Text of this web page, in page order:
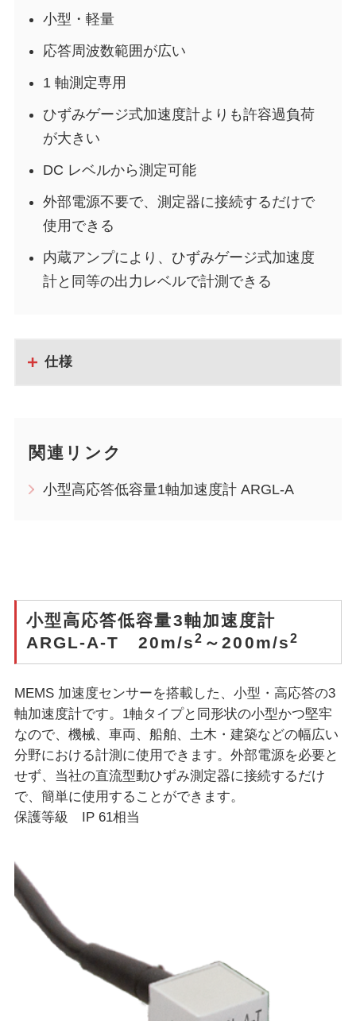
小型・軽量
応答周波数範囲が広い
1 軸測定専用
ひずみゲージ式加速度計よりも許容過負荷
が大きい
DC レベルから測定可能
外部電源不要で、測定器に接続するだけで
使用できる
内蔵アンプにより、ひずみゲージ式加速度
計と同等の出力レベルで計測できる
仕様
関連リンク
小型高応答低容量1軸加速度計 ARGL-A
小型高応答低容量3軸加速度計
ARGL-A-T 20m/s2 ～200m/s2
MEMS 加速度センサーを搭載した、小型・高応答の3
軸加速度計です。1軸タイプと同形状の小型かつ堅牢
なので、機械、車両、船舶、土木・建築などの幅広い
分野における計測に使用できます。外部電源を必要と
せず、当社の直流型動ひずみ測定器に接続するだけ
で、簡単に使用することができます。
保護等級 IP 61相当